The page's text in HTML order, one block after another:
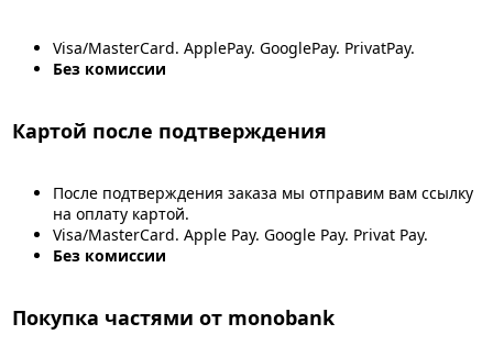
Visa/MasterCard. ApplePay. GooglePay. PrivatPay.
Без комиссии
Картой после подтверждения
После подтверждения заказа мы отправим вам ссылку
на оплату картой.
Visa/MasterCard. Apple Pay. Google Pay. Privat Pay.
Без комиссии
Покупка частями от monobank